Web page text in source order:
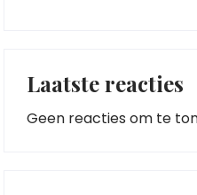
Laatste reacties
Geen reacties om te